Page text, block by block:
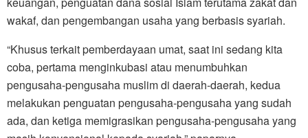
wakaf, dan pengembangan usaha yang berbasis syariah.
“Khusus terkait pemberdayaan umat, saat ini sedang kita
coba, pertama menginkubasi atau menumbuhkan
pengusaha-pengusaha muslim di daerah-daerah, kedua
melakukan penguatan pengusaha-pengusaha yang sudah
ada, dan ketiga memigrasikan pengusaha-pengusaha yang